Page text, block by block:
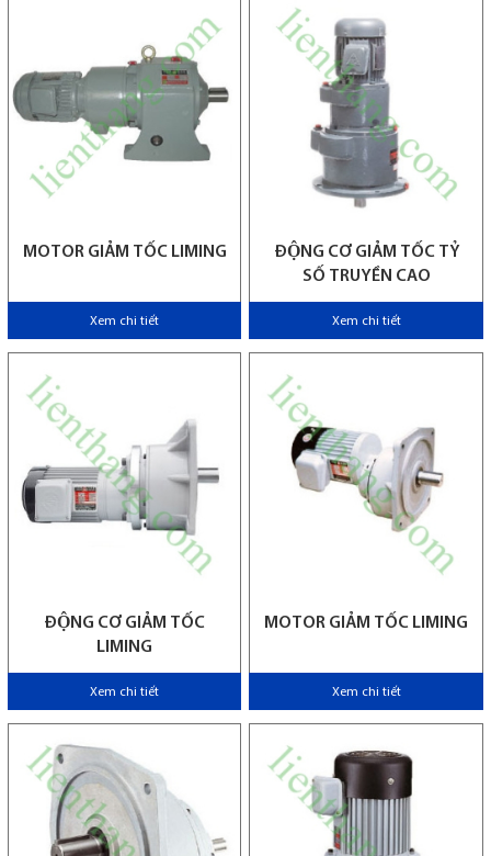
MOTOR GIẢM TỐC LIMING
Xem chi tiết
ĐỘNG CƠ GIẢM TỐC TỶ
SỐ TRUYỀN CAO
Xem chi tiết
ĐỘNG CƠ GIẢM TỐC
LIMING
Xem chi tiết
MOTOR GIẢM TỐC LIMING
Xem chi tiết